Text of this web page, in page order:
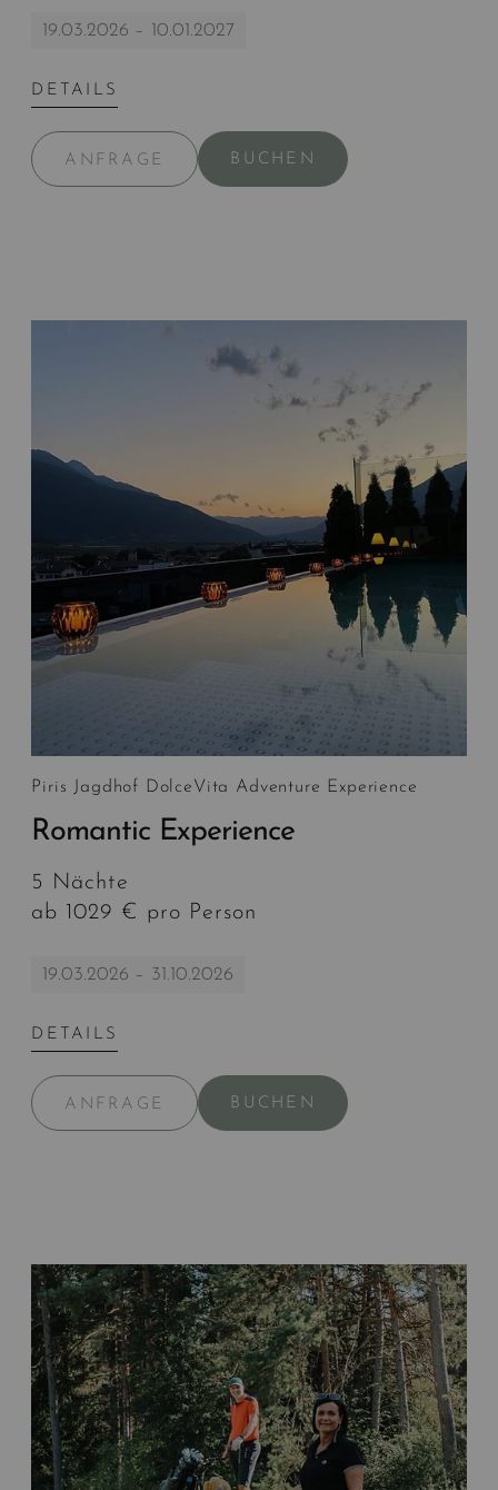
19.03.2026 – 10.01.2027
DETAILS
ANFRAGE BUCHEN
Piris Jagdhof DolceVita Adventure Experience
Romantic Experience
5 Nächte
ab 1029 € pro Person
19.03.2026 – 31.10.2026
DETAILS
ANFRAGE BUCHEN